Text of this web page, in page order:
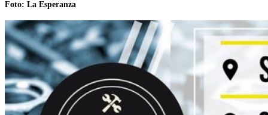
Foto: La Esperanza